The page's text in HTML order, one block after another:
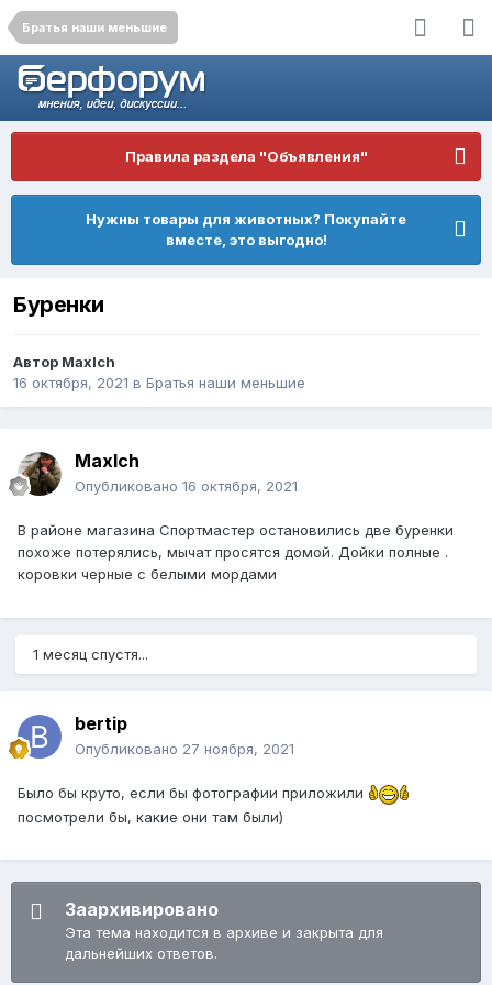
Братья наши меньшие
Правила раздела "Объявления"
Нужны товары для животных? Покупайте
вместе, это выгодно!
Буренки
Автор Maxlch
16 октября, 2021 в Братья наши меньшие
Maxlch
Опубликовано 16 октября, 2021
В районе магазина Спортмастер остановились две буренки
похоже потерялись, мычат просятся домой. Дойки полные .
коровки черные с белыми мордами
1 месяц спустя...
bertip
Опубликовано 27 ноября, 2021
Было бы круто, если бы фотографии приложили
посмотрели бы, какие они там были)
Заархивировано
Эта тема находится в архиве и закрыта для
дальнейших ответов.